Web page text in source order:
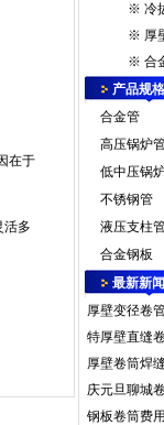
在于
活多
※ 冷
※ 厚
※ 合
产品规格
合金管
高压锅炉
低中压锅
不锈钢管
液压支柱
合金钢板
最新新闻
厚壁变径卷
特厚壁直缝
厚壁卷筒焊
庆元旦聊城
钢板卷筒费